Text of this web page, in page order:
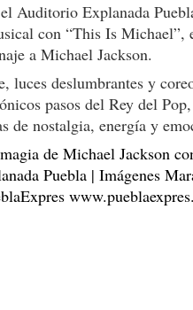
Auditorio Explanada
con “This Is Michael”,
a Michael Jackson.
luces deslumbrantes y
pasos del Rey del
de nostalgia, energía y